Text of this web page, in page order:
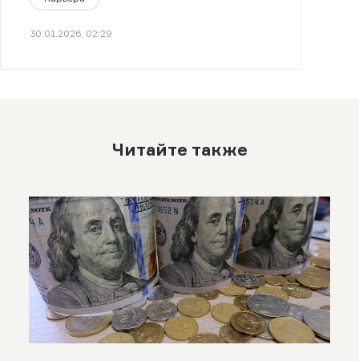
30.01.2026, 02:29
Читайте также